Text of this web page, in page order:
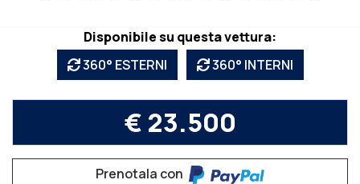
Disponibile su questa vettura:
360° ESTERNI
360° INTERNI
€ 23.500
Prenotala con